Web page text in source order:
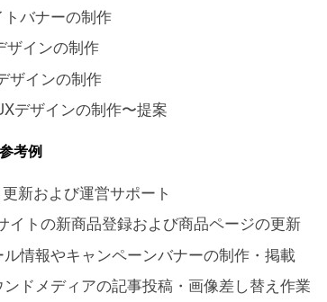
トバナーの制作
ザインの制作
ザインの制作
デザインの制作〜提案
考例
新および運営サポート
イトの新商品登録および商品ページの更新
ル情報やキャンペーンバナーの制作・掲載
ンドメディアの記事投稿・画像差し替え作業